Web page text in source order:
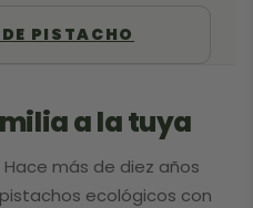
PISTACHO
a la tuya
Hace más de diez años
ecológicos con